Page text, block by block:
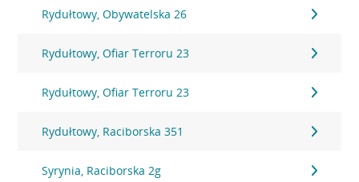
Rydułtowy, Obywatelska 26
Rydułtowy, Ofiar Terroru 23
Rydułtowy, Ofiar Terroru 23
Rydułtowy, Raciborska 351
Syrynia, Raciborska 2g